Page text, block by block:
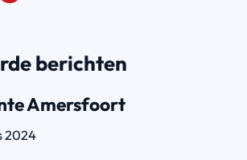
berichten
Amersfoort
2024